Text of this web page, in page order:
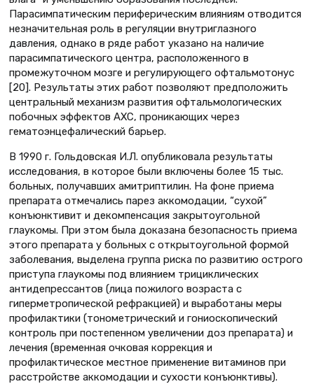
Парасимпатическим периферическим влияниям отводится
незначительная роль в регуляции внутриглазного
давления, однако в ряде работ указано на наличие
парасимпатического центра, расположенного в
промежуточном мозге и регулирующего офтальмотонус
[20]. Результаты этих работ позволяют предположить
центральный механизм развития офтальмологических
побочных эффектов АХС, проникающих через
гематоэнцефалический барьер.
В 1990 г. Гольдовская И.Л. опубликовала результаты
исследования, в которое были включены более 15 тыс.
больных, получавших амитриптилин. На фоне приема
препарата отмечались парез аккомодации, “сухой”
конъюнктивит и декомпенсация закрытоугольной
глаукомы. При этом была доказана безопасность приема
этого препарата у больных с открытоугольной формой
заболевания, выделена группа риска по развитию острого
приступа глаукомы под влиянием трициклических
антидепрессантов (лица пожилого возраста с
гиперметропической рефракцией) и выработаны меры
профилактики (тонометрический и гониоскопический
контроль при постепенном увеличении доз препарата) и
лечения (временная очковая коррекция и
профилактическое местное применение витаминов при
расстройстве аккомодации и сухости конъюнктивы).